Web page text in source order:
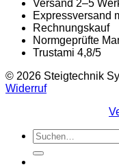
Versand 2–5
Expressversand
Rechnungskauf
Normgeprüfte
Trustami 4,8/5
© 2026 Steigtechnik
Widerruf
Suchen
nach: